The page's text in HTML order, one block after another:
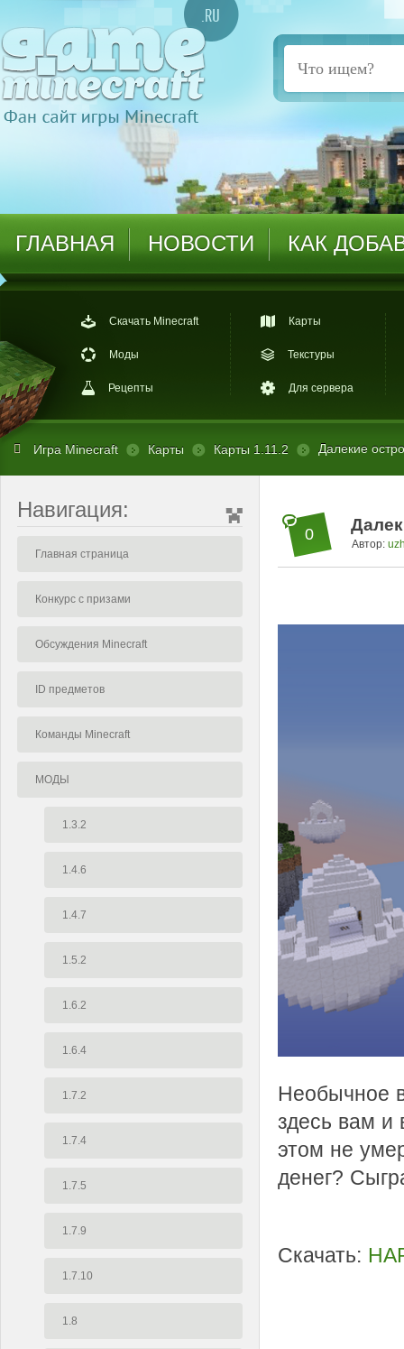
ГЛАВНАЯ НОВОСТИ КАК
Скачать Minecraft
Моды
Рецепты
Карты
Текстуры
Для сервера
Игра Minecraft Карты Карты 1.11.2 Далекие
Навигация:
Главная страница
Конкурс с призами
Обсуждения Minecraft
ID предметов
Команды Minecraft
МОДЫ
1.3.2
1.4.6
1.4.7
1.5.2
1.6.2
1.6.4
1.7.2
1.7.4
1.7.5
1.7.9
1.7.10
1.8
0
Автор:
Необычное
здесь вам и
этом не
денег?
Скачать: